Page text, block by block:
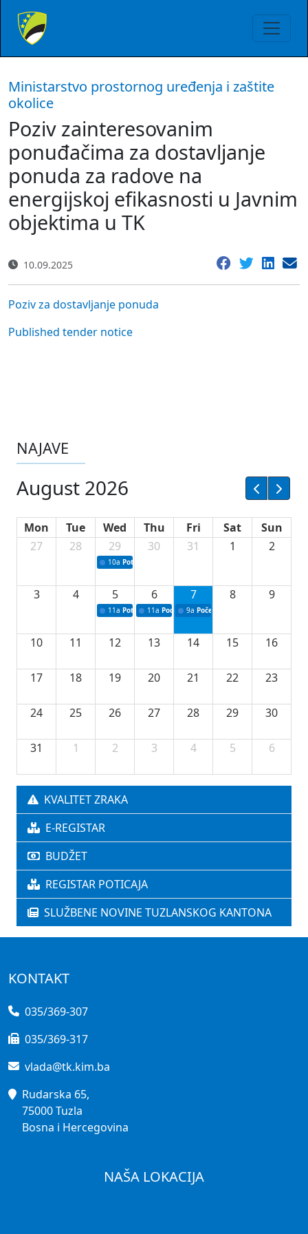
Ministarstvo prostornog uređenja i zaštite
okolice
Poziv zainteresovanim
ponuđačima za dostavljanje
ponuda za radove na
energijskoj efikasnosti u Javnim
objektima u TK
10.09.2025
Poziv za dostavljanje ponuda
Published tender notice
NAJAVE
August 2026
Mon Tue Wed Thu Fri Sat
Sun
27
28 29
10a Potpisivanje ugovora sa neprofitnim
30 31 1 2
3 4 5
11a Potpisivanje ugovora o stipendijama za
6
11a Podrška razvoju vodne infrastrukture u
7
9a Početak izgradnje nove
8 9
10 11 12 13 14 15 16
17 18 19 20 21 22 23
24 25 26 27 28 29 30
31 1 2 3 4 5 6
KVALITET ZRAKA
E-REGISTAR
BUDŽET
REGISTAR POTICAJA
SLUŽBENE NOVINE TUZLANSKOG KANTONA
KONTAKT
035/369-307
035/369-317
vlada@tk.kim.ba
Rudarska 65,
75000 Tuzla
Bosna i Hercegovina
NAŠA LOKACIJA